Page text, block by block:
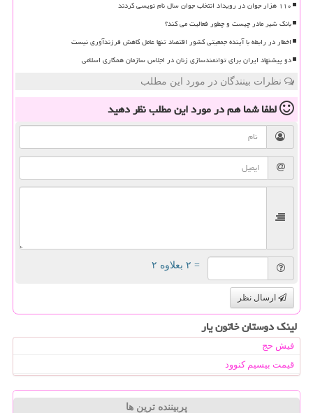
۱۱۰ هزار جوان در رویداد انتخاب جوان سال نام نویسی کردند
بانک شیر مادر چیست و چطور فعالیت می کند؟
اخطار در رابطه با آینده جمعیتی کشور اقتصاد تنها عامل کاهش فرزندآوری نیست
دو پیشنهاد ایران برای توانمندسازی زنان در اجلاس سازمان همکاری اسلامی
نظرات بینندگان در مورد این مطلب
لطفا شما همدر مورد این مطلبنظر دهید
= ۲ بعلاوه ۲
ارسال نظر
لینک دوستان خاتون یار
فیش حج
قیمت بیسیم کنوود
پربیننده ترین ها